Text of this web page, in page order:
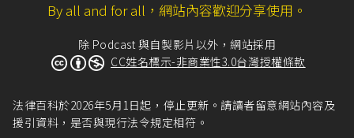
By all and for all，網站內容歡迎分享使用。
除 Podcast 與自製影片以外，網站採用
CC姓名標示-非商業性3.0台灣授權條款
法律百科於2026年5月1日起，停止更新。請讀者留意網站內容及
援引資料，是否與現行法令規定相符。